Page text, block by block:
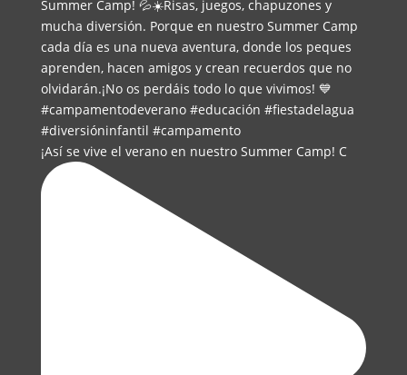
¡Así se vive el verano en nuestro Summer Camp! C